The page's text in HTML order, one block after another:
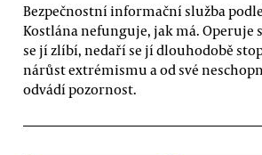
Bezpečnostní informační služba
Kostlána nefunguje, jak má. Operuje
se jí zlíbí, nedaří se jí dlouhodobě
nárůst extrémismu a od své
odvádí pozornost.